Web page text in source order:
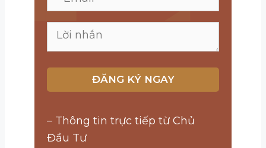
– Thông tin trực tiếp từ Chủ
Đầu Tư